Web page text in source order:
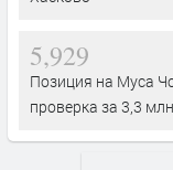
5,929
Позиция на Муса
проверка за 3,3